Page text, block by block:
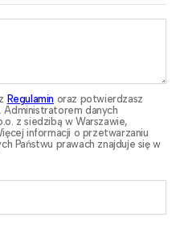
Regulamin oraz potwierdzasz
. Administratorem danych
z siedzibą w Warszawie,
informacji o przetwarzaniu
Państwu prawach znajduje się w